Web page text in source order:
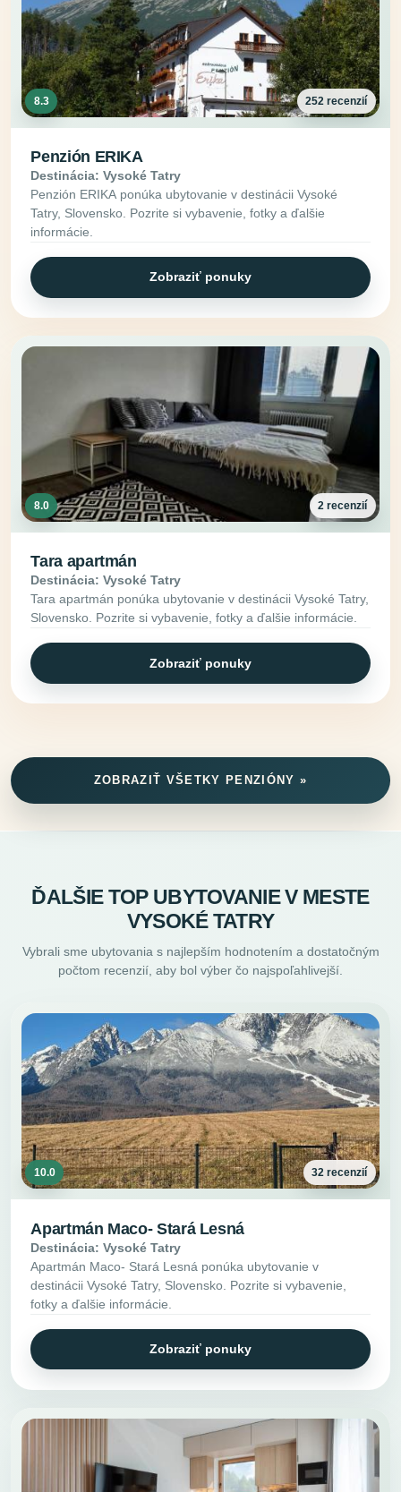
8.3 252 recenzií
Penzión ERIKA
Destinácia: Vysoké Tatry
Penzión ERIKA ponúka ubytovanie v destinácii Vysoké
Tatry, Slovensko. Pozrite si vybavenie, fotky a ďalšie
informácie.
Zobraziť ponuky
8.0 2 recenzií
Tara apartmán
Destinácia: Vysoké Tatry
Tara apartmán ponúka ubytovanie v destinácii Vysoké Tatry,
Slovensko. Pozrite si vybavenie, fotky a ďalšie informácie.
Zobraziť ponuky
ZOBRAZIŤ VŠETKY PENZIÓNY »
ĎALŠIE TOP UBYTOVANIE V MESTE
VYSOKÉ TATRY
Vybrali sme ubytovania s najlepším hodnotením a dostatočným
počtom recenzií, aby bol výber čo najspoľahlivejší.
10.0 32 recenzií
Apartmán Maco- Stará Lesná
Destinácia: Vysoké Tatry
Apartmán Maco- Stará Lesná ponúka ubytovanie v
destinácii Vysoké Tatry, Slovensko. Pozrite si vybavenie,
fotky a ďalšie informácie.
Zobraziť ponuky